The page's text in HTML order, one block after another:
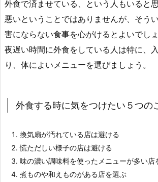
外食で済ませている、という人もいると
悪いということではありませんが、そう
害にならない食事を心がけるとよいでし
夜遅い時間に外食をしている人は特に、
り、体によいメニューを選びましょう。
外食する時に気をつけたい５つの
換気扇が汚れている店は避ける
慌ただしい様子の店は避ける
味の濃い調味料を使ったメニューが多い店
煮ものや和えものがある店を選ぶ